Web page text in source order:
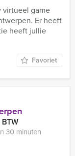
game
Er heeft
heeft jullie
Favoriet
30 minuten